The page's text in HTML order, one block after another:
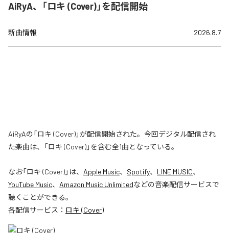
AiRyA、「ロキ (Cover)」を配信開始
新曲情報 2026.8.7
AiRyAの「ロキ (Cover)」が配信開始された。今回デジタル配信され
た楽曲は、「ロキ (Cover)」を含む全1曲となっている。
なお「ロキ (Cover)」は、 Apple Music、 Spotify、 LINE MUSIC、
YouTube Music、 Amazon Music Unlimitedなどの音楽配信サービスで
聴くことができる。
各配信サービス： ロキ (Cover)